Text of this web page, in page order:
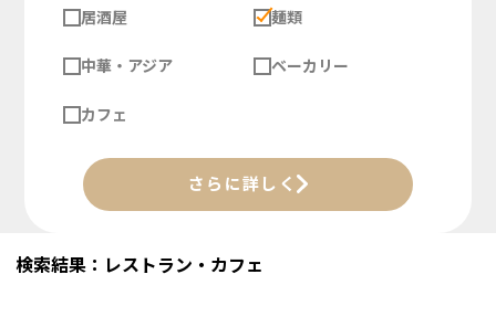
居酒屋 麺類
中華・アジア ベーカリー
カフェ
さらに詳しく
検索結果：レストラン・カフェ